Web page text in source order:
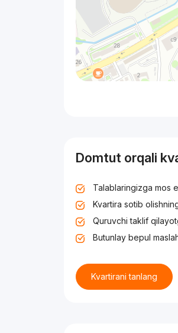
Domtut orqali
Talablaringizga mos
Kvartira sotib
Quruvchi taklif
Butunlay bepul
Kvartirani tanlang